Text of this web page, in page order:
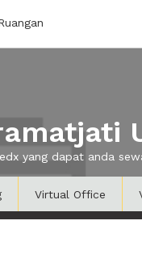
yang dapat anda
Virtual Office